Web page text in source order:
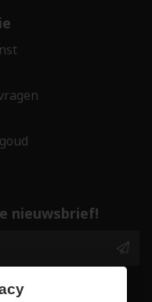
nieuwsbrief!
gegevens te